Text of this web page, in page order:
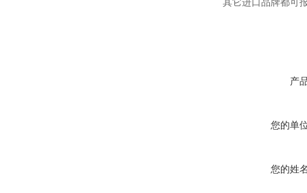
其它进口品牌都可
产
您的单
您的姓